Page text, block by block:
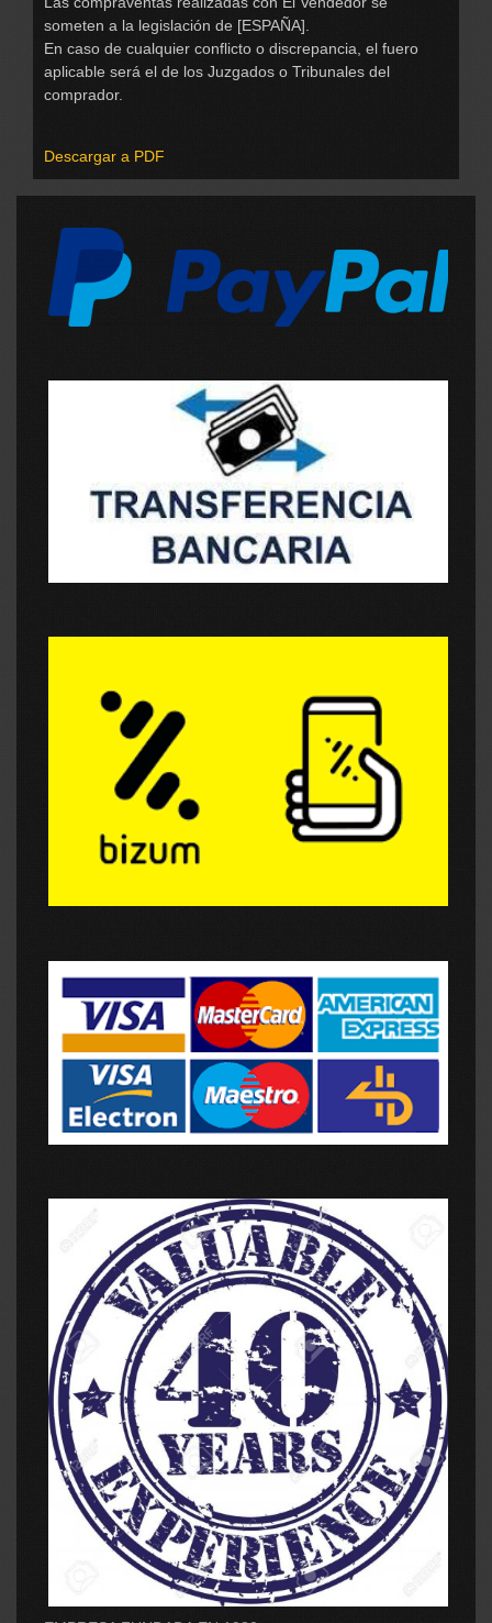
someten a la legislación de [ESPAÑA].
En caso de cualquier conflicto o discrepancia, el fuero
aplicable será el de los Juzgados o Tribunales del
comprador.
Descargar a PDF